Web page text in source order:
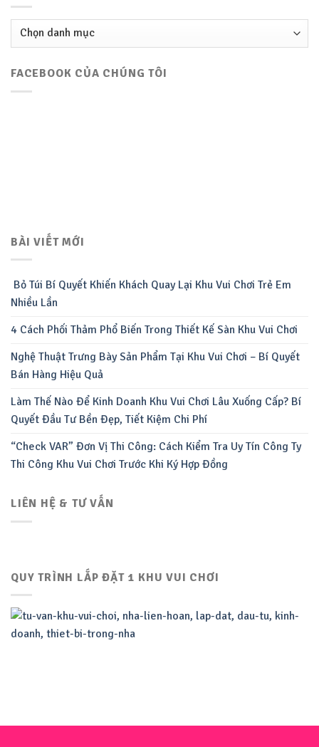
Danh
FACEBOOK CỦA CHÚNG TÔI
BÀI VIẾT MỚI
Bỏ Túi Bí Quyết Khiến Khách Quay Lại Khu Vui Chơi Trẻ Em
Nhiều Lần
4 Cách Phối Thảm Phổ Biến Trong Thiết Kế Sàn Khu Vui Chơi
Nghệ Thuật Trưng Bày Sản Phẩm Tại Khu Vui Chơi – Bí Quyết
Bán Hàng Hiệu Quả
Làm Thế Nào Để Kinh Doanh Khu Vui Chơi Lâu Xuống Cấp? Bí
Quyết Đầu Tư Bền Đẹp, Tiết Kiệm Chi Phí
“Check VAR” Đơn Vị Thi Công: Cách Kiểm Tra Uy Tín Công Ty
Thi Công Khu Vui Chơi Trước Khi Ký Hợp Đồng
LIÊN HỆ & TƯ VẤN
QUY TRÌNH LẮP ĐẶT 1 KHU VUI CHƠI